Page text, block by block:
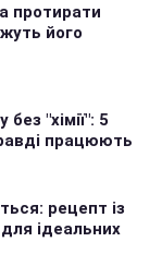
протирати
його
"хімії": 5
працюють
рецепт із
ідеальних